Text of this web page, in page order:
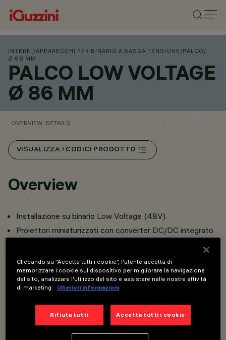
INTERNI /APPARECCHI PER BINARIO A BASSA TENSIONE /PALCO /
Ø 86 MM
PALCO LOW VOLTAGE
Ø 86 MM
OVERVIEW DETAILS
VISUALIZZA I CODICI PRODOTTO
Overview
Installazione su binario Low Voltage (48V).
Proiettori miniaturizzati con converter DC/DC integrato
Connessione adattatore - binario con sistema rapido a
scatto.
Corpo dei proiettori in alluminio pressofuso.
termoplastico.
Cliccando su “Accetta tutti i cookie”, l'utente accetta di
memorizzare i cookie sul dispositivo per migliorare la navigazione
del sito, analizzare l'utilizzo del sito e assistere nelle nostre attività
di marketing.
Ulteriori informazioni
Rifiuta tutti Accetta tutti i cookie